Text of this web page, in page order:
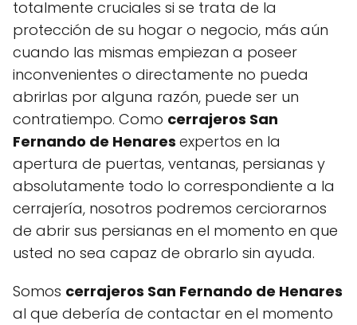
totalmente cruciales si se trata de la
protección de su hogar o negocio, más aún
cuando las mismas empiezan a poseer
inconvenientes o directamente no pueda
abrirlas por alguna razón, puede ser un
contratiempo. Como cerrajeros San
Fernando de Henares expertos en la
apertura de puertas, ventanas, persianas y
absolutamente todo lo correspondiente a la
cerrajería, nosotros podremos cerciorarnos
de abrir sus persianas en el momento en que
usted no sea capaz de obrarlo sin ayuda.
Somos cerrajeros San Fernando de Henares
al que debería de contactar en el momento